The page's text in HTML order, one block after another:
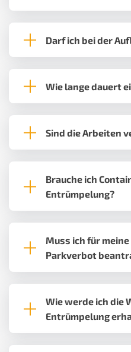
Darf ich bei der
Wie lange dauert
Sind die Arbeiten
Brauche ich
Entrümpelung?
Muss ich für
Parkverbot
Wie werde ich die
Entrümpelung